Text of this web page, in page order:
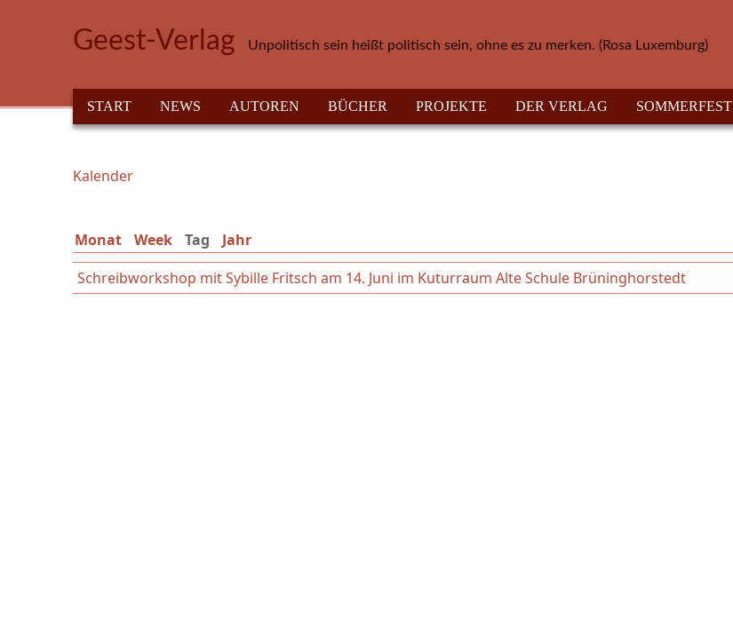
Geest-Verlag Unpolitisch sein heißt politisch sein, ohne es zu merken. (Rosa Luxemburg)
HAUPTMENÜ
START NEWS AUTOREN BÜCHER PROJEKTE DER VERLAG SOMMERFEST
Sie sind hier
Kalender
Monat Week Tag (aktiver Reiter)
Jahr
Schreibworkshop mit Sybille Fritsch am 14. Juni im Kuturraum Alte Schule Brüninghorstedt